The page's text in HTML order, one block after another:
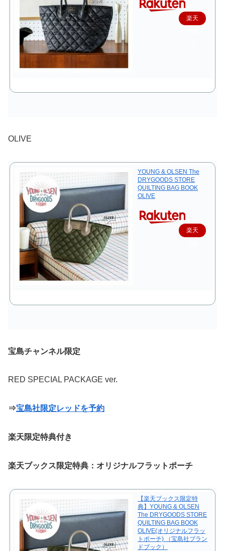
楽天
OLIVE
YOUNG & OLSEN The
DRYGOODS STORE
QUILTING BAG BOOK
OLIVE
楽天
宝島チャンネル限定
RED SPECIAL PACKAGE ver.
⇒宝島社限定レッドを予約
楽天限定特典付き
楽天ブックス限定特典：オリジナルフラットポーチ
【楽天ブックス限定特
典】YOUNG & OLSEN
The DRYGOODS STORE
QUILTING BAG BOOK
OLIVE(オリジナルフラッ
トポーチ) （宝島社ブラン
ドブック）